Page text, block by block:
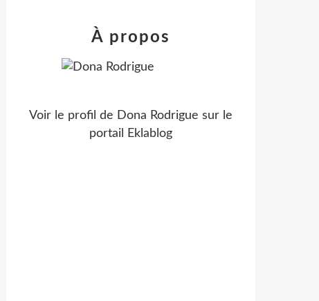
À propos
Voir le profil de Dona Rodrigue sur le
portail Eklablog